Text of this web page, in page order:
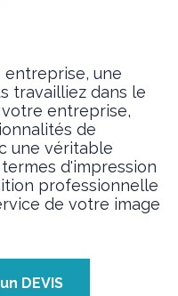
entreprise, une
travailliez dans le
entreprise,
de
une véritable
d'impression
professionnelle
de votre image
DEVIS